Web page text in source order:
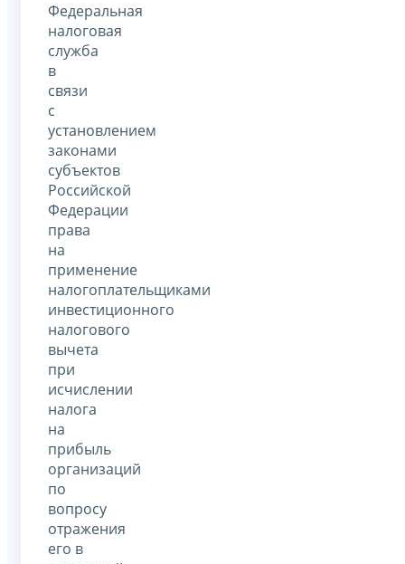
Федеральная
налоговая
служба
в
связи
с
установлением
законами
субъектов
Российской
Федерации
права
на
применение
налогоплательщиками
инвестиционного
налогового
вычета
при
исчислении
налога
на
прибыль
организаций
по
вопросу
отражения
его в